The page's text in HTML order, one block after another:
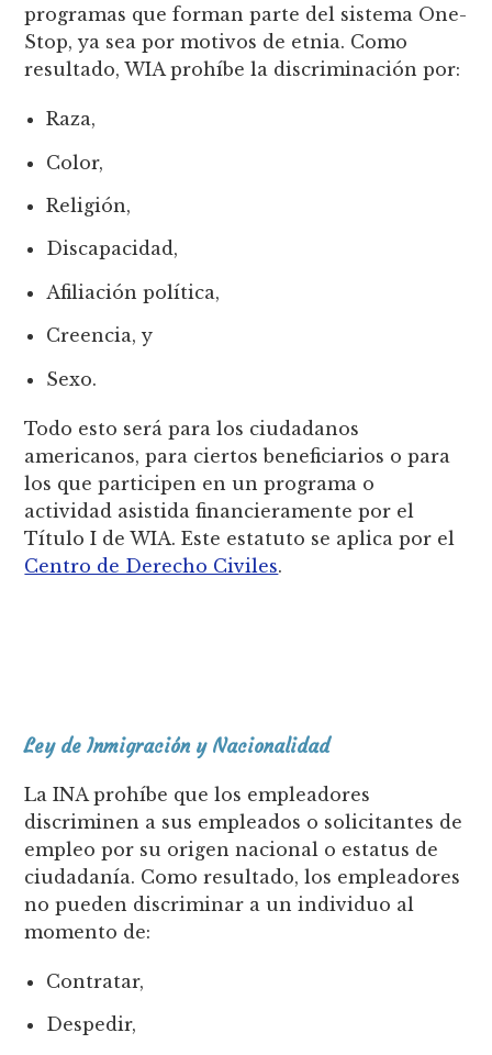
programas que forman parte del sistema One-
Stop, ya sea por motivos de etnia. Como
resultado, WIA prohíbe la discriminación por:
Raza,
Color,
Religión,
Discapacidad,
Afiliación política,
Creencia, y
Sexo.
Todo esto será para los ciudadanos
americanos, para ciertos beneficiarios o para
los que participen en un programa o
actividad asistida financieramente por el
Título I de WIA. Este estatuto se aplica por el
Centro de Derecho Civiles.
Ley de Inmigración y Nacionalidad
La INA prohíbe que los empleadores
discriminen a sus empleados o solicitantes de
empleo por su origen nacional o estatus de
ciudadanía. Como resultado, los empleadores
no pueden discriminar a un individuo al
momento de:
Contratar,
Despedir,